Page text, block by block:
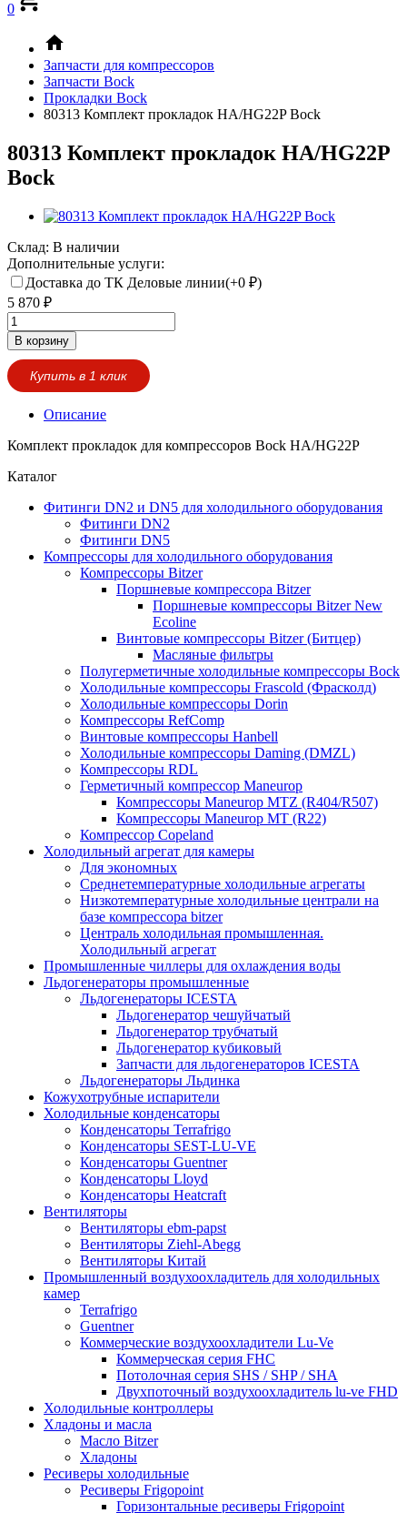
0
Запчасти для компрессоров
Запчасти Bock
Прокладки Bock
80313 Комплект прокладок HA/HG22P Bock
80313 Комплект прокладок HA/HG22P
Bock
Склад: В наличии
Дополнительные услуги:
Доставка до ТК Деловые линии(+0 ₽)
5 870 ₽
В корзину
Купить в 1 клик
Описание
Комплект прокладок для компрессоров Bock HA/HG22P
Каталог
Фитинги DN2 и DN5 для холодильного оборудования
Фитинги DN2
Фитинги DN5
Компрессоры для холодильного оборудования
Компрессоры Bitzer
Поршневые компрессора Bitzer
Поршневые компрессоры Bitzer New
Ecoline
Винтовые компрессоры Bitzer (Битцер)
Масляные фильтры
Полугерметичные холодильные компрессоры Bock
Холодильные компрессоры Frascold (Фрасколд)
Холодильные компрессоры Dorin
Компрессоры RefComp
Винтовые компрессоры Hanbell
Холодильные компрессоры Daming (DMZL)
Компрессоры RDL
Герметичный компрессор Maneurop
Компрессоры Maneurop MTZ (R404/R507)
Компрессоры Maneurop MT (R22)
Компрессор Copeland
Холодильный агрегат для камеры
Для экономных
Среднетемпературные холодильные агрегаты
Низкотемпературные холодильные централи на
базе компрессора bitzer
Централь холодильная промышленная.
Холодильный агрегат
Промышленные чиллеры для охлаждения воды
Льдогенераторы промышленные
Льдогенераторы ICESTA
Льдогенератор чешуйчатый
Льдогенератор трубчатый
Льдогенератор кубиковый
Запчасти для льдогенераторов ICESTA
Льдогенераторы Льдинка
Кожухотрубные испарители
Холодильные конденсаторы
Конденсаторы Terrafrigo
Конденсаторы SEST-LU-VE
Конденсаторы Guentner
Конденсаторы Lloyd
Конденсаторы Heatcraft
Вентиляторы
Вентиляторы ebm-papst
Вентиляторы Ziehl-Abegg
Вентиляторы Китай
Промышленный воздухоохладитель для холодильных
камер
Terrafrigo
Guentner
Коммерческие воздухоохладители Lu-Ve
Коммерческая серия FHC
Потолочная серия SHS / SHP / SHA
Двухпоточный воздухоохладитель lu-ve FHD
Холодильные контроллеры
Хладоны и масла
Масло Bitzer
Хладоны
Ресиверы холодильные
Ресиверы Frigopoint
Горизонтальные ресиверы Frigopoint